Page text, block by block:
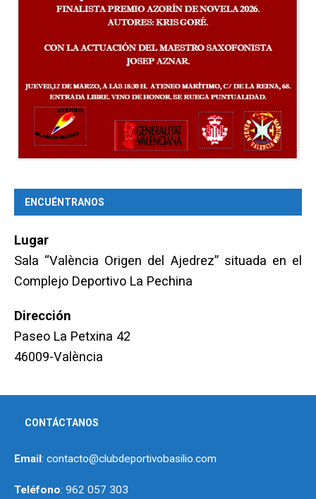
ENCUÉNTRANOS
Lugar
Sala “València Origen del Ajedrez” situada en el
Complejo Deportivo La Pechina
Dirección
Paseo La Petxina 42
46009-València
CONTÁCTANOS
Email: contacto@clubdeportivobasilio.com
Teléfono: 962 057 303